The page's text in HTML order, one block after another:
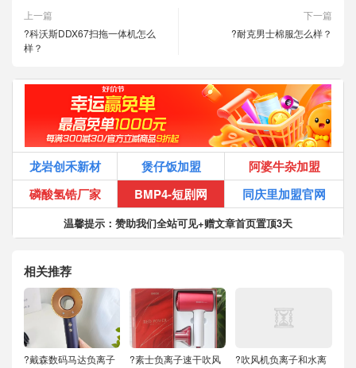
上一篇
?科沃斯DDX67扫拖一体机怎么
样？
下一篇
?耐克男士棉服怎么样？
龙岩创禾新材 煲仔饭加盟
阿婆牛杂加盟
磷酸氢锆厂家
BMP4-短剧网 同庆里加盟官网
温馨提示：赞助我们全站可见+赠文章首页置顶3天
相关推荐
?戴森数码马达负离子
?素士负离子速干吹风
?吹风机负离子和水离